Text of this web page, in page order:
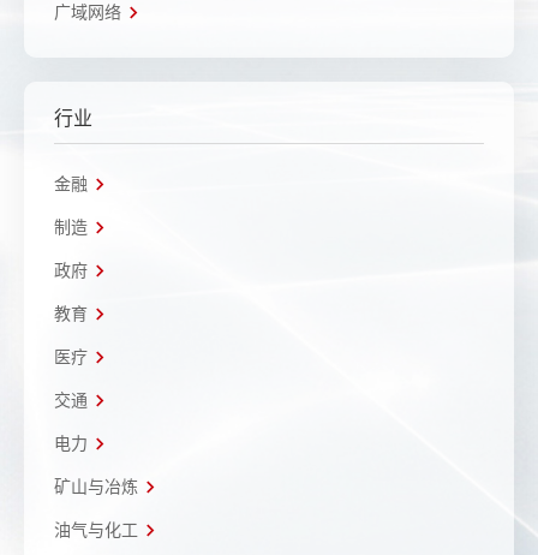
广域网络
行业
金融
制造
政府
教育
医疗
交通
电力
矿山与冶炼
油气与化工